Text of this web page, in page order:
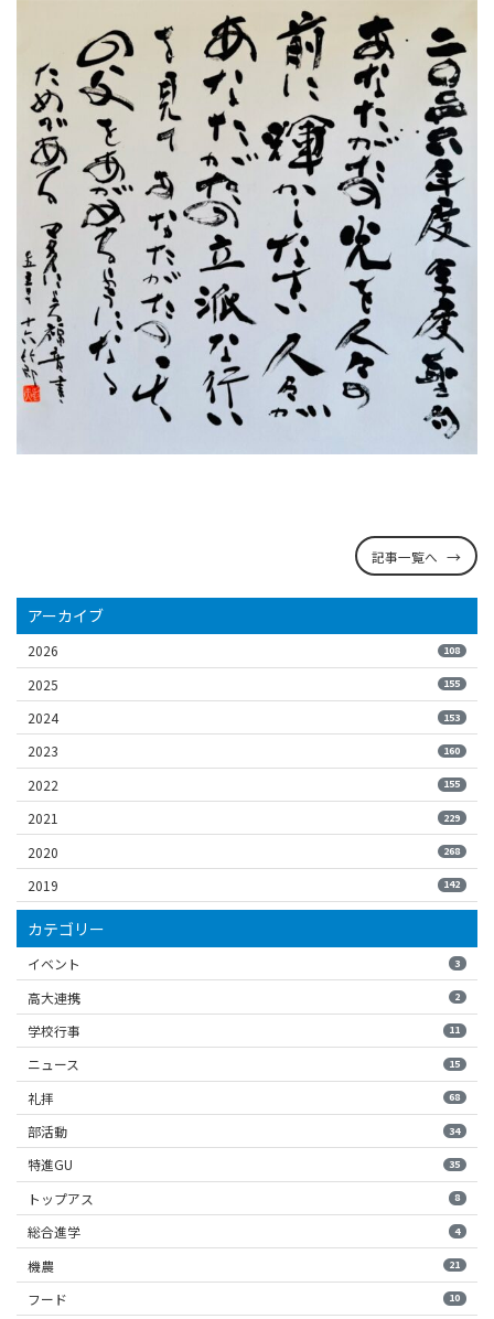
記事一覧へ
アーカイブ
2026 108
2025 155
2024 153
2023 160
2022 155
2021 229
2020 268
2019 142
カテゴリー
イベント 3
高大連携 2
学校行事 11
ニュース 15
礼拝 68
部活動 34
特進GU 35
トップアス 8
総合進学 4
機農 21
フード 10